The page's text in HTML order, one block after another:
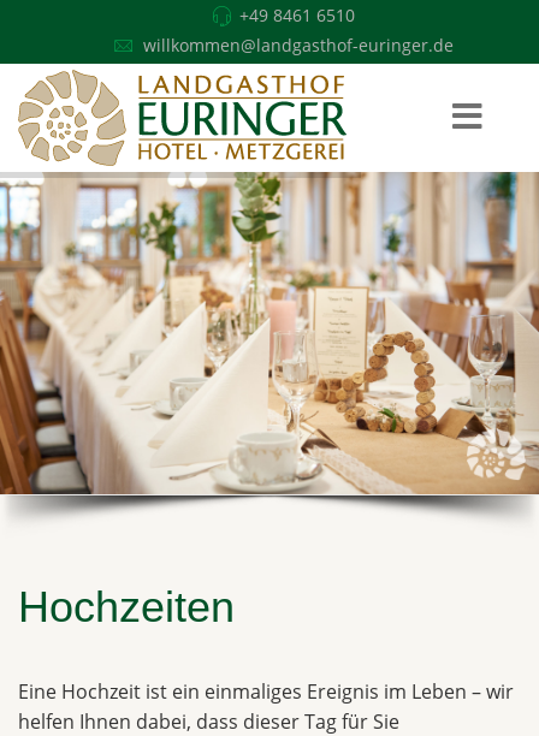
+49 8461 6510
willkommen@landgasthof-euringer.de
Hochzeiten
Eine Hochzeit ist ein einmaliges Ereignis im Leben – wir
helfen Ihnen dabei, dass dieser Tag für Sie